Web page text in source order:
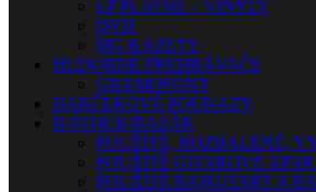
LP PLATNE – VINYLY
DVD
MG KAZETY
HUDOBNÉ PREHRÁVAČE
GRAMOFÓNY
DARČEKOVÉ POUKAZY
B-STOCK/BAZÁR
POUŽITÉ, ROZBALENÉ,
POUŽITÉ GITAROVÉ
POUŽITÉ BASGITARY A